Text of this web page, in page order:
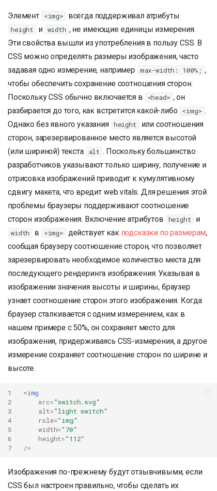
Элемент <img> всегда поддерживал атрибуты
height и width , не имеющие единицы измерения.
Эти свойства вышли из употребления в пользу CSS. В
CSS можно определять размеры изображения, часто
задавая одно измерение, например
max-width: 100%; ,
чтобы обеспечить сохранение соотношения сторон.
Поскольку CSS обычно включается в
<head> , он
разбирается до того, как встретится какой-либо <img> .
Однако без явного указания height
или соотношения
сторон, зарезервированное место является высотой
(или шириной) текста
alt . Поскольку большинство
разработчиков указывают только ширину, получение и
отрисовка изображений приводит к кумулятивному
сдвигу макета, что вредит web vitals. Для решения этой
проблемы браузеры поддерживают соотношение
сторон изображения. Включение атрибутов
height и
width в <img> действует как подсказки по размерам,
сообщая браузеру соотношение сторон, что позволяет
зарезервировать необходимое количество места для
последующего рендеринга изображения. Указывая в
изображении значения высоты и ширины, браузер
узнает соотношение сторон этого изображения. Когда
браузер сталкивается с одним измерением, как в
нашем примере с 50%, он сохраняет место для
изображения, придерживаясь CSS-измерения, а другое
измерение сохраняет соотношение сторон по ширине и
высоте.
1
2
3
4
5
6
7
<img
src="switch.svg"
alt="light switch"
role="img"
width="70"
height="112"
/>
Изображения по-прежнему будут отзывчивыми, если
CSS был настроен правильно, чтобы сделать их